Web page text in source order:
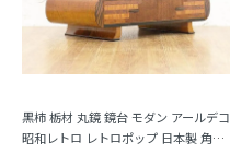
黒柿 栃材 丸鏡 鏡台 モダン アールデコ
昭和レトロ レトロポップ 日本製 角度